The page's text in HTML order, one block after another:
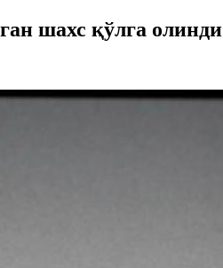
шахс қўлга олинди